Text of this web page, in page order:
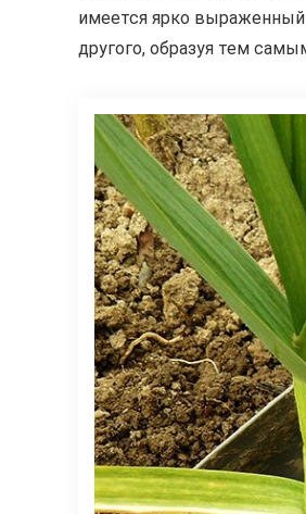
имеется ярко выраженный
другого, образуя тем